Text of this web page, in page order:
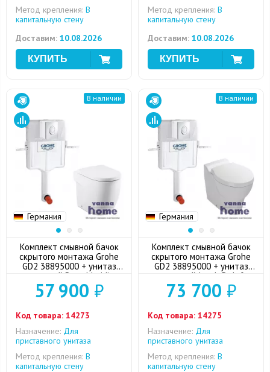
Метод крепления: В
капитальную стену
Доставим: 10.08.2026
Метод крепления: В
капитальную стену
Доставим: 10.08.2026
Германия
В наличии
Комплект смывной бачок
скрытого монтажа Grohe
GD2 38895000 + унитаз
приставной Roca Meridian-
N с сиденьем микролифт +
кнопкой смыва (хром)
57 900 ₽
Код товара: 14273
Назначение: Для
приставного унитаза
Метод крепления: В
капитальную стену
Германия
В наличии
Комплект смывной бачок
скрытого монтажа Grohe
GD2 38895000 + унитаз
приставной Jacob Delafon
Ove с сиденьем микролифт
+ кнопкой смыва (хром)
73 700 ₽
Код товара: 14275
Назначение: Для
приставного унитаза
Метод крепления: В
капитальную стену